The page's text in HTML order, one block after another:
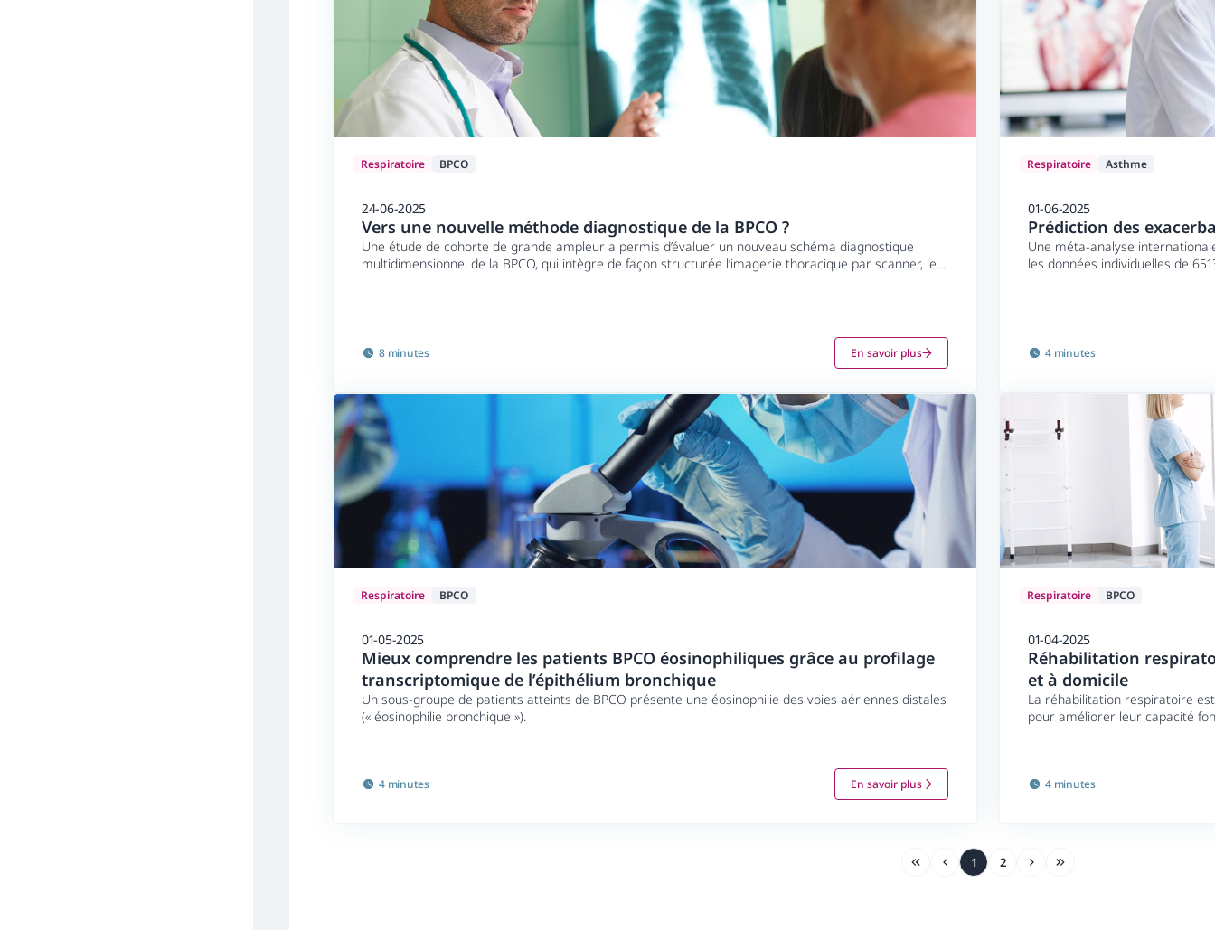
Respiratoire BPCO
24-06-2025
Vers une nouvelle méthode diagnostique de la BPCO ?
Une étude de cohorte de grande ampleur a permis d’évaluer un nouveau schéma diagnostique
multidimensionnel de la BPCO, qui intègre de façon structurée l’imagerie thoracique par scanner, les
8 minutes En savoir plus
Respiratoire Asthme
01-06-2025
Prédiction des
Une méta-analyse
les données individuelles de
4 minutes
Respiratoire BPCO
01-05-2025
Mieux comprendre les patients BPCO éosinophiliques grâce au profilage
transcriptomique de l’épithélium bronchique
Un sous-groupe de patients atteints de BPCO présente une éosinophilie des voies aériennes distales
(« éosinophilie bronchique »).
4 minutes En savoir plus
Respiratoire BPCO
01-04-2025
Réhabilitation
et à domicile
La réhabilitation respiratoire
pour améliorer leur capacité
4 minutes
1 2